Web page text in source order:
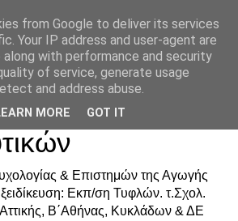
Χιουρέα-
&
Γονέων &
& Επιστημών της Αγωγής
Εκπ/ση Τυφλών. τ.Σχολ.
Β΄Αθήνας, Κυκλάδων & ΔΕ
from Google to deliver its services
Your IP address and user-agent are
along with performance and security
of service, generate usage
and address abuse.
MORE GOT IT